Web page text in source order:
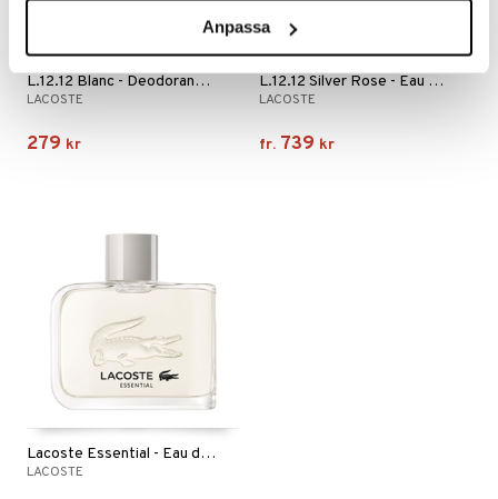
Anpassa
L.12.12 Blanc - Deodorant Spray
LACOSTE
279 kr
L.12.12 Silver Rose - Eau de parfum
LACOSTE
fr. 739 kr
Lacoste Essential - Eau de toilette (Edt) Spray
LACOSTE